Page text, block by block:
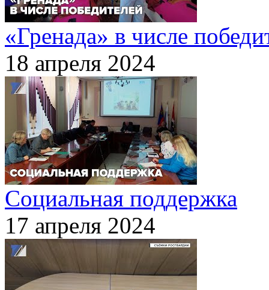
«Гренада» в числе
18 апреля 2024
Социальная поддержка
17 апреля 2024